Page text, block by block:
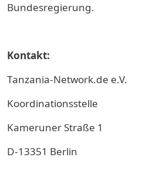
Bundesregierung.
Kontakt:
Tanzania-Network.de e.V.
Koordinationsstelle
Kameruner Straße 1
D-13351 Berlin